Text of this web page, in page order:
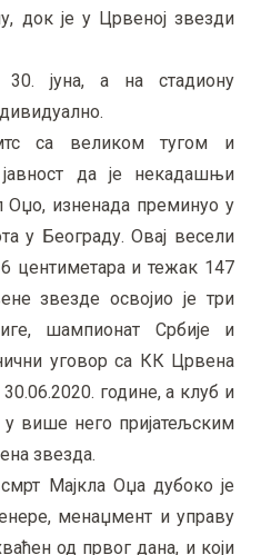
док је у Црвеној звезди
јуна, а на стадиону
са великом тугом и
да је некадашњи
Оџо, изненада преминуо у
у Београду. Овај весели
центиметара и тежак 147
звезде освојио је три
шампионат Србије и
уговор са КК Црвена
године, а клуб и
у више него пријатељским
звезда.
Мајкла Оџа дубоко је
менаџмент и управу
од првог дана, и који